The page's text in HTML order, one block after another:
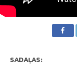
SADAĻAS: